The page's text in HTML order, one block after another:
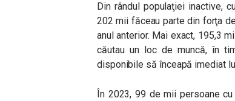
Din rândul populaţiei inactive,
202 mii făceau parte din forţa
anul anterior. Mai exact, 195,3
căutau un loc de muncă, în
disponibile să înceapă imediat
În 2023, 99 de mii persoane